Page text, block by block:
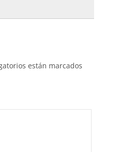
están marcados